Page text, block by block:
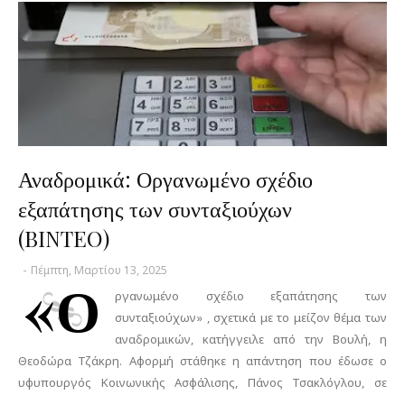
Αναδρομικά: Οργανωμένο σχέδιο
εξαπάτησης των συνταξιούχων
(BINTEO)
- Πέμπτη, Μαρτίου 13, 2025
«Ο
ργανωμένο σχέδιο εξαπάτησης των
συνταξιούχων» , σχετικά με το μείζον θέμα των
αναδρομικών, κατήγγειλε από την Βουλή, η
Θεοδώρα Τζάκρη. Αφορμή στάθηκε η απάντηση που έδωσε ο
υφυπουργός Κοινωνικής Ασφάλισης, Πάνος Τσακλόγλου, σε